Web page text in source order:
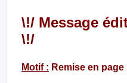
\!/ Message
\!/
Motif : Remise en